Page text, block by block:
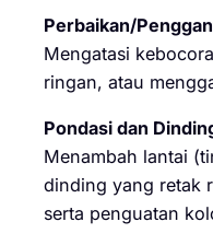
Perbaikan/
Mengatasi
ringan, atau
Pondasi dan
Menambah lantai
dinding yang retak
serta penguatan